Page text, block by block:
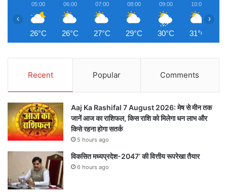
05:00
26°C
06:00
26°C
07:00
27°C
08:00
29°C
09:00
30°C
10:00
31°C
‹ ›
Recent Popular Comments
Aaj Ka Rashifal 7 August 2026: मेष से मीन तक
जानें आज का राशिफल, किस राशि को मिलेगा धन लाभ और
किसे रहना होगा सतर्क
5 hours ago
विकसित मध्यप्रदेश-2047’ की वित्तीय रूपरेखा तैयार
6 hours ago